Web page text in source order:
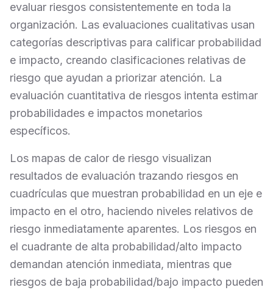
evaluar riesgos consistentemente en toda la
organización. Las evaluaciones cualitativas usan
categorías descriptivas para calificar probabilidad
e impacto, creando clasificaciones relativas de
riesgo que ayudan a priorizar atención. La
evaluación cuantitativa de riesgos intenta estimar
probabilidades e impactos monetarios
específicos.
Los mapas de calor de riesgo visualizan
resultados de evaluación trazando riesgos en
cuadrículas que muestran probabilidad en un eje e
impacto en el otro, haciendo niveles relativos de
riesgo inmediatamente aparentes. Los riesgos en
el cuadrante de alta probabilidad/alto impacto
demandan atención inmediata, mientras que
riesgos de baja probabilidad/bajo impacto pueden